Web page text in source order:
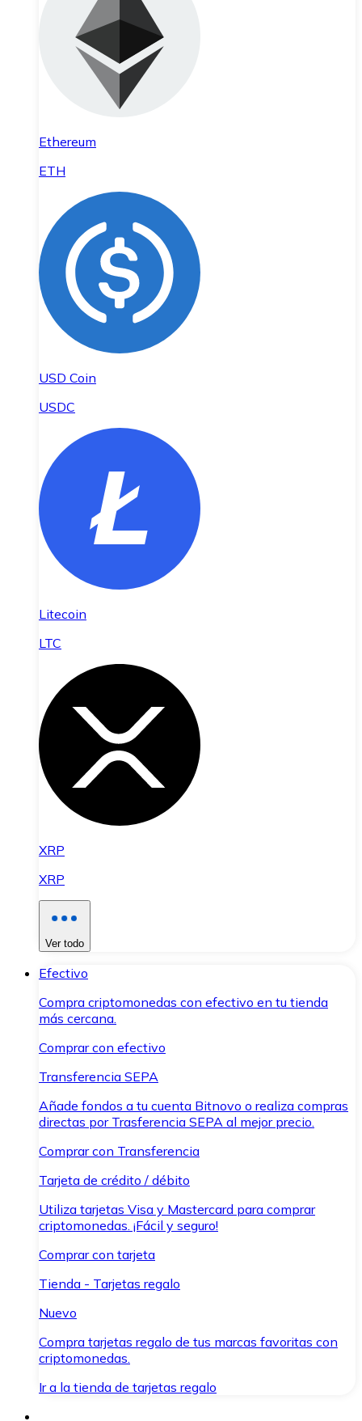
Ethereum
ETH
USD Coin
USDC
Litecoin
LTC
XRP
XRP
Ver todo
Efectivo
Compra criptomonedas con efectivo en tu tienda
más cercana.
Comprar con efectivo
Transferencia SEPA
Añade fondos a tu cuenta Bitnovo o realiza compras
directas por Trasferencia SEPA al mejor precio.
Comprar con Transferencia
Tarjeta de crédito / débito
Utiliza tarjetas Visa y Mastercard para comprar
criptomonedas. ¡Fácil y seguro!
Comprar con tarjeta
Tienda - Tarjetas regalo
Nuevo
Compra tarjetas regalo de tus marcas favoritas con
criptomonedas.
Ir a la tienda de tarjetas regalo